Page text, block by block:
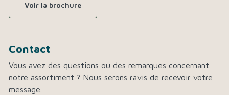
Voir la brochure
Contact
Vous avez des questions ou des remarques concernant
notre assortiment ? Nous serons ravis de recevoir votre
message.